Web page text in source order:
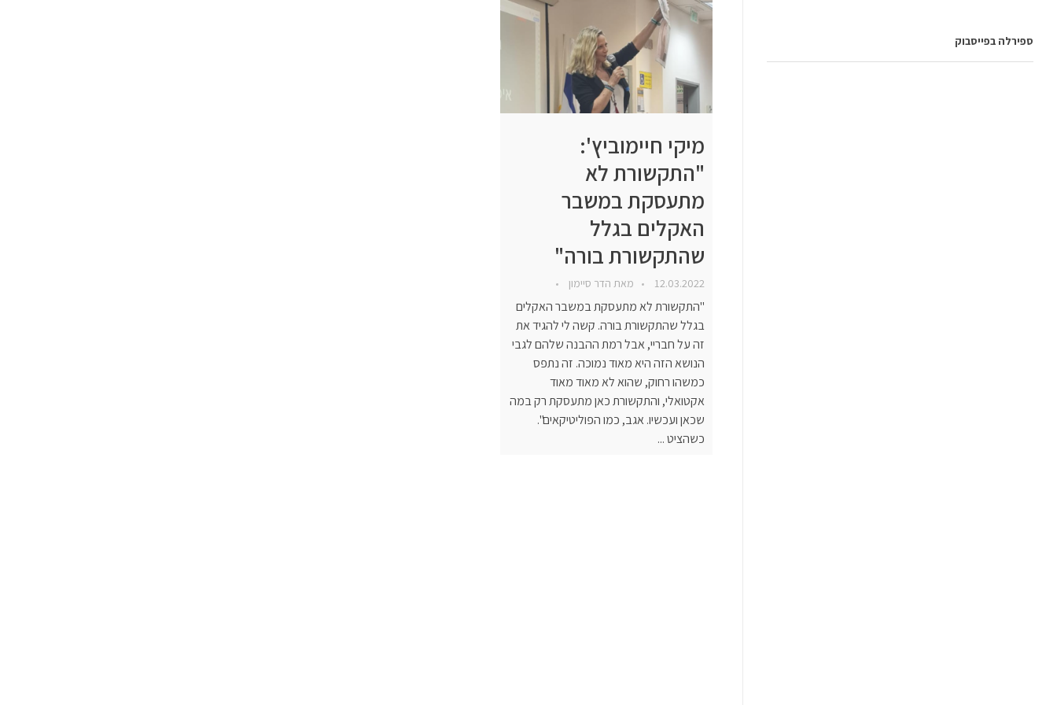
מיקי חיימוביץ':
"התקשורת לא
מתעסקת במשבר
האקלים בגלל
שהתקשורת בורה"
12.03.2022 מאת הדר סיימון
"התקשורת לא מתעסקת במשבר האקלים
בגלל שהתקשורת בורה. קשה לי להגיד את
זה על חבריי, אבל רמת ההבנה שלהם לגבי
הנושא הזה היא מאוד נמוכה. זה נתפס
כמשהו רחוק, שהוא לא מאוד מאוד
אקטואלי, והתקשורת כאן מתעסקת רק במה
שכאן ועכשיו. אגב, כמו הפוליטיקאים".
כשהציט ...
ספירלה בפייסבוק